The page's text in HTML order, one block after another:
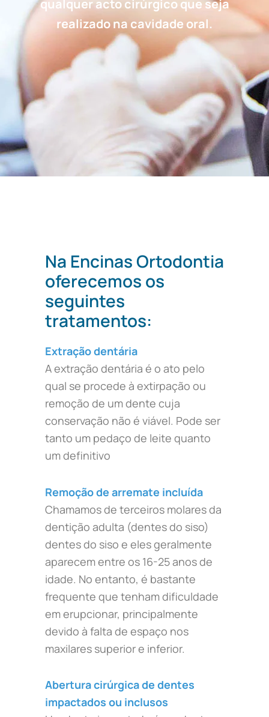
qualquer acto cirúrgico que seja
realizado na cavidade oral.
Na Encinas Ortodontia
oferecemos os
seguintes
tratamentos:
Extração dentária
A extração dentária é o ato pelo
qual se procede à extirpação ou
remoção de um dente cuja
conservação não é viável. Pode ser
tanto um pedaço de leite quanto
um definitivo
Remoção de arremate incluída
Chamamos de terceiros molares da
dentição adulta (dentes do siso)
dentes do siso e eles geralmente
aparecem entre os 16-25 anos de
idade. No entanto, é bastante
frequente que tenham dificuldade
em erupcionar, principalmente
devido à falta de espaço nos
maxilares superior e inferior.
Abertura cirúrgica de dentes
impactados ou inclusos